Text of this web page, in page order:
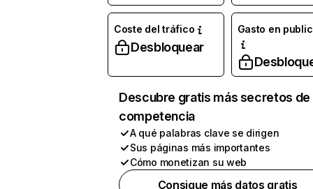
Coste del tráfico
Desbloquear
Gasto en
Descubre gratis más secretos de
competencia
A qué palabras clave se dirigen
Sus páginas más importantes
Cómo monetizan su web
Consigue más datos gratis